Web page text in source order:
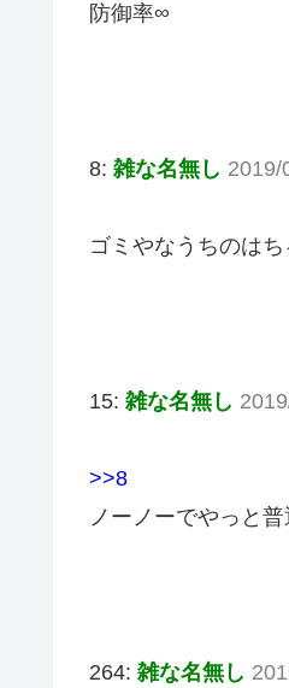
防御率∞
8: 雑な名無し 2019/
ゴミやなうちのは
15: 雑な名無し
>>8
ノーノーでやっと
264: 雑な名無し